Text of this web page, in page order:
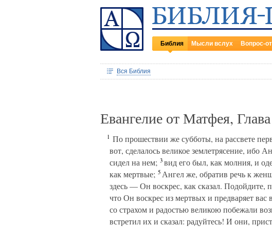
Библия Мысли вслух Вопрос-
Вся Библия
Евангелие от Матфея, Глава
1 По прошествии же субботы, на рассвете
вот, сделалось великое землетрясение, ибо
сидел на нем; 3вид его был, как молния, и
как мертвые; 5Ангел же, обратив речь к
здесь — Он воскрес, как сказал. Подойдите,
что Он воскрес из мертвых и предваряет вас
со страхом и радостью великою побежали
встретил их и сказал: радуйтесь! И они,